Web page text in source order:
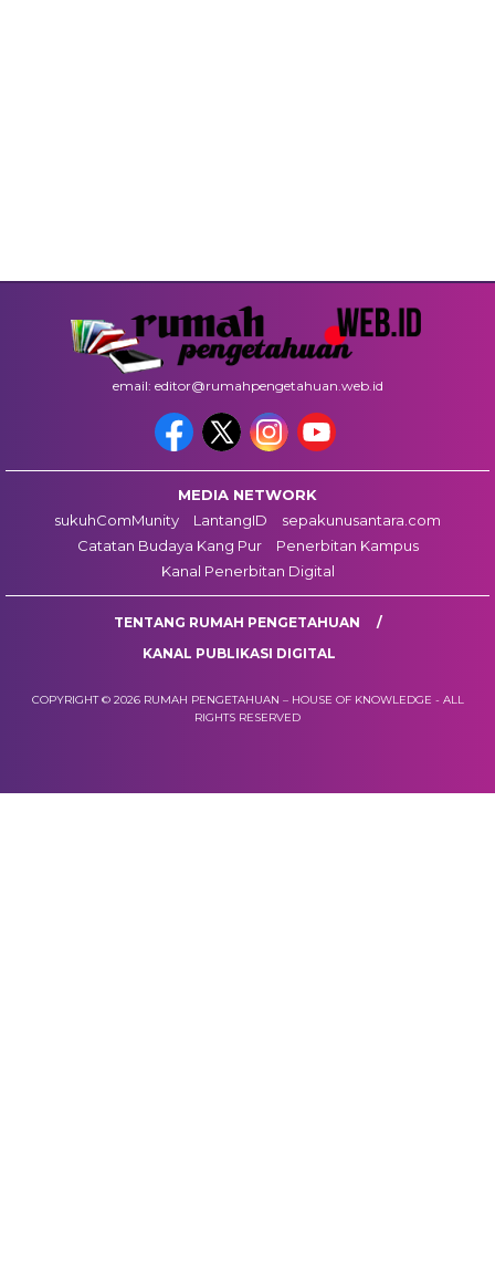
email: editor@rumahpengetahuan.web.id
MEDIA NETWORK
sukuhComMunity
LantangID
sepakunusantara.com
Catatan Budaya Kang Pur
Penerbitan Kampus
Kanal Penerbitan Digital
TENTANG RUMAH PENGETAHUAN
KANAL PUBLIKASI DIGITAL
COPYRIGHT © 2026 RUMAH PENGETAHUAN – HOUSE OF KNOWLEDGE - ALL
RIGHTS RESERVED